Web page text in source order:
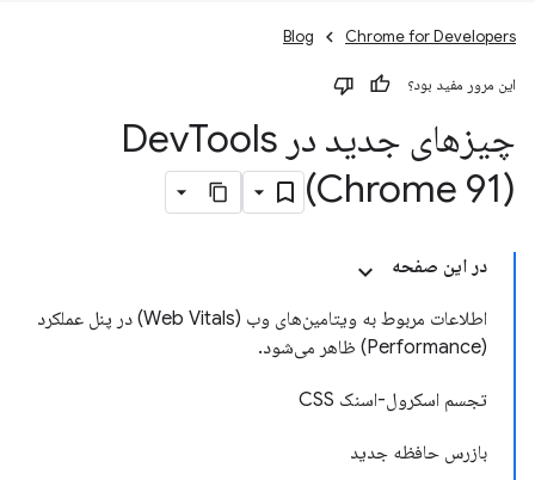
Chrome for Developers
Blog
این مرور مفید بود؟
چیزهای جدید در Dev Tools
(Chrome 91)
در این صفحه
اطلاعات مربوط به ویتامین‌های وب (Web Vitals) در پنل عملکرد
(Performance) ظاهر می‌شود.
تجسم اسکرول-اسنک CSS
بازرس حافظه جدید